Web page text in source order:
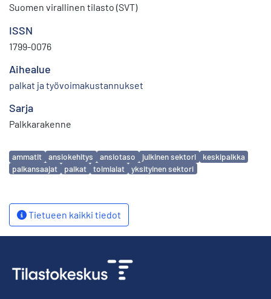
Suomen virallinen tilasto (SVT)
ISSN
1799-0076
Aihealue
palkat ja työvoimakustannukset
Sarja
Palkkarakenne
Avainsanat
ammatit ansiokehitys ansiotaso julkinen sektori
keskipalkka
palkansaajat
palkat toimialat yksityinen sektori
Tietueen kaikki tiedot